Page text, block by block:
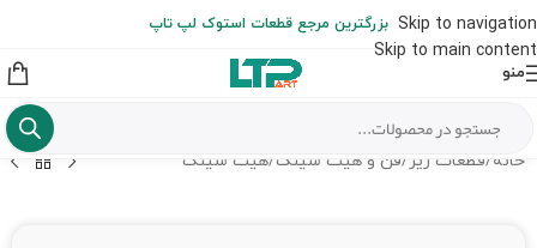
Skip to navigation
Skip to main content
از شهرستان به عهده مشتری است)
بزرگترین مرجع قطعات استوک لپ تاپ
منو
خانه /قطعات ریز /فن و هیت سینک/هیت سینک